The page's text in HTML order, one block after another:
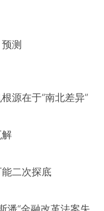
测
源在于“南北差异”
二次探底